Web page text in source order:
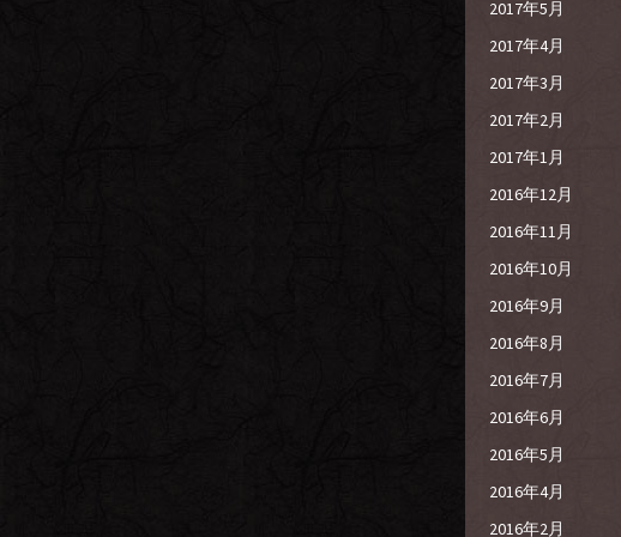
2017年5月
2017年4月
2017年3月
2017年2月
2017年1月
2016年12月
2016年11月
2016年10月
2016年9月
2016年8月
2016年7月
2016年6月
2016年5月
2016年4月
2016年2月